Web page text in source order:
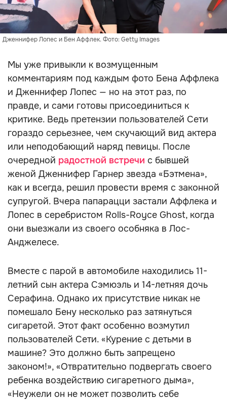
Дженнифер Лопес и Бен Аффлек. Фото: Getty Images
Мы уже привыкли к возмущенным
комментариям под каждым фото Бена Аффлека
и Дженнифер Лопес — но на этот раз, по
правде, и сами готовы присоединиться к
критике. Ведь претензии пользователей Сети
гораздо серьезнее, чем скучающий вид актера
или неподобающий наряд певицы. После
очередной радостной встречи с бывшей
женой Дженнифер Гарнер звезда «Бэтмена»,
как и всегда, решил провести время с законной
супругой. Вчера папарацци застали Аффлека и
Лопес в серебристом Rolls-Royce Ghost, когда
они выезжали из своего особняка в Лос-
Анджелесе.
Вместе с парой в автомобиле находились 11-
летний сын актера Сэмюэль и 14-летняя дочь
Серафина. Однако их присутствие никак не
помешало Бену несколько раз затянуться
сигаретой. Этот факт особенно возмутил
пользователей Сети. «Курение с детьми в
машине? Это должно быть запрещено
законом!», «Отвратительно подвергать своего
ребенка воздействию сигаретного дыма»,
«Неужели он не может позволить себе